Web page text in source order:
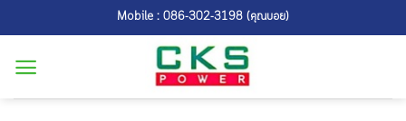
to
content
Mobile : 086-302-3198 (คุณบอย)